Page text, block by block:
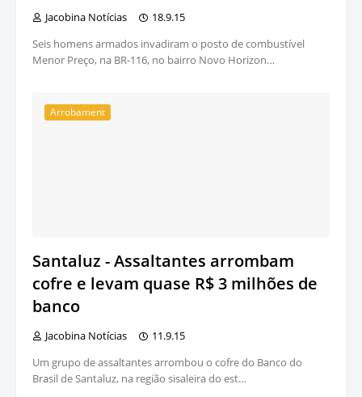
Jacobina Notícias
18.9.15
Seis homens armados invadiram o posto de combustível
Menor Preço, na BR-116, no bairro Novo Horizon…
Arrobament
Santaluz - Assaltantes arrombam
cofre e levam quase R$ 3 milhões de
banco
Jacobina Notícias
11.9.15
Um grupo de assaltantes arrombou o cofre do Banco do
Brasil de Santaluz, na região sisaleira do est…